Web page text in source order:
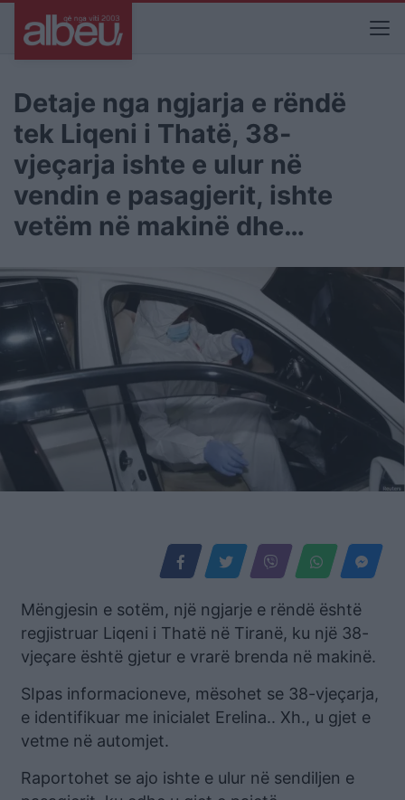
Detaje nga ngjarja e rëndë
tek Liqeni i Thatë, 38-
vjeçarja ishte e ulur në
vendin e pasagjerit, ishte
vetëm në makinë dhe…
Mëngjesin e sotëm, një ngjarje e rëndë është
regjistruar Liqeni i Thatë në Tiranë, ku një 38-
vjeçare është gjetur e vrarë brenda në makinë.
SIpas informacioneve, mësohet se 38-vjeçarja,
e identifikuar me inicialet Erelina.. Xh., u gjet e
vetme në automjet.
Raportohet se ajo ishte e ulur në sendiljen e